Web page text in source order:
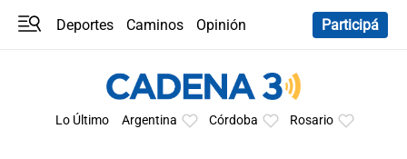
Deportes Caminos
Opinión
Participá
Lo Último Argentina Córdoba Rosario